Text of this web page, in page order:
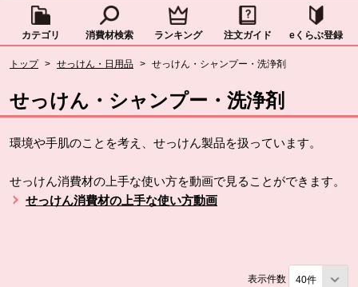
カテゴリ 消費材検索 ランキング 注文ガイド eくらぶ登録
トップ > せっけん・日用品 > せっけん・シャンプー・洗浄剤
せっけん・シャンプー・洗浄剤
環境や手肌のことを考え、せっけん製品を扱っています。
せっけん消費材の上手な使い方を動画で見ることができます。
せっけん消費材の上手な使い方動画
表示件数